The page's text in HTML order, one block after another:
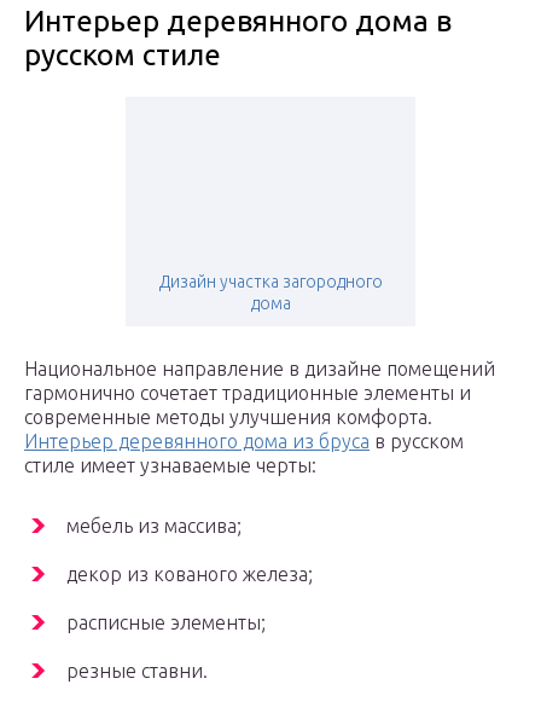
Интерьер деревянного дома в
русском стиле
Дизайн участка загородного
дома
Национальное направление в дизайне помещений
гармонично сочетает традиционные элементы и
современные методы улучшения комфорта.
Интерьер деревянного дома из бруса в русском
стиле имеет узнаваемые черты:
мебель из массива;
декор из кованого железа;
расписные элементы;
резные ставни.